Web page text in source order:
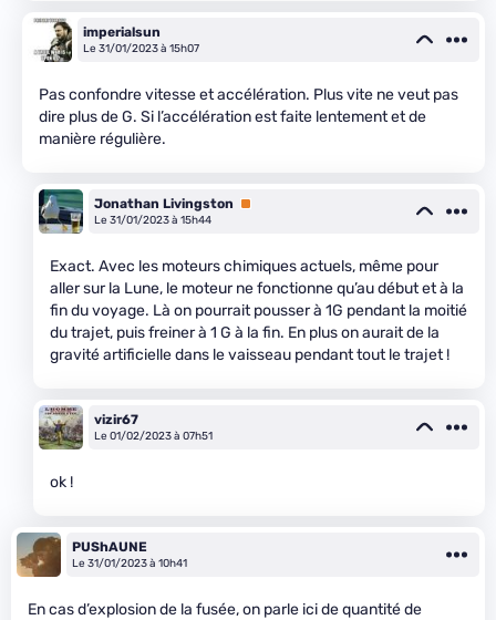
imperialsun
Le 31/01/2023 à 15h07
Pas confondre vitesse et accélération. Plus vite ne veut pas
dire plus de G. Si l’accélération est faite lentement et de
manière régulière.
Jonathan Livingston
Premium
Le 31/01/2023 à 15h44
Exact. Avec les moteurs chimiques actuels, même pour
aller sur la Lune, le moteur ne fonctionne qu’au début et à la
fin du voyage. Là on pourrait pousser à 1G pendant la moitié
du trajet, puis freiner à 1 G à la fin. En plus on aurait de la
gravité artificielle dans le vaisseau pendant tout le trajet !
vizir67
Le 01/02/2023 à 07h51
ok !
PUShAUNE
Le 31/01/2023 à 10h41
En cas d’explosion de la fusée, on parle ici de quantité de